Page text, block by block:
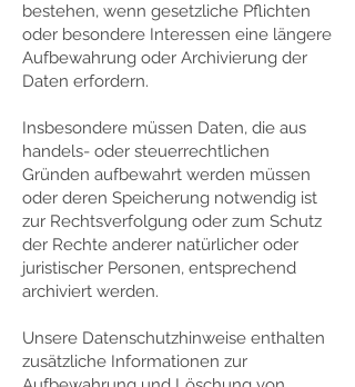
bestehen, wenn gesetzliche Pflichten
oder besondere Interessen eine längere
Aufbewahrung oder Archivierung der
Daten erfordern.
Insbesondere müssen Daten, die aus
handels- oder steuerrechtlichen
Gründen aufbewahrt werden müssen
oder deren Speicherung notwendig ist
zur Rechtsverfolgung oder zum Schutz
der Rechte anderer natürlicher oder
juristischer Personen, entsprechend
archiviert werden.
Unsere Datenschutzhinweise enthalten
zusätzliche Informationen zur